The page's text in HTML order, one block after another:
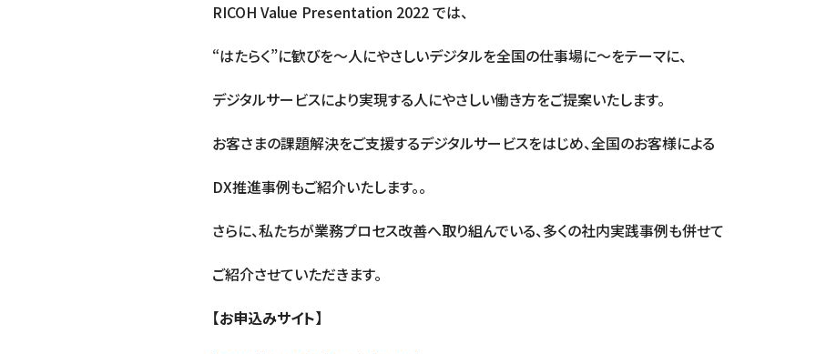
RICOH Value Presentation 2022 では、
“はたらく”に歓びを～人にやさしいデジタルを全国の仕事場に～をテーマに、
デジタルサービスにより実現する人にやさしい働き方をご提案いたします。
お客さまの課題解決をご支援するデジタルサービスをはじめ、全国のお客様による
DX推進事例もご紹介いたします。。
さらに、私たちが業務プロセス改善へ取り組んでいる、多くの社内実践事例も併せて
ご紹介させていただきます。
【お申込みサイト】